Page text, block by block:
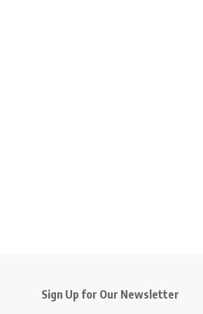
Sign Up for Our Newsletter